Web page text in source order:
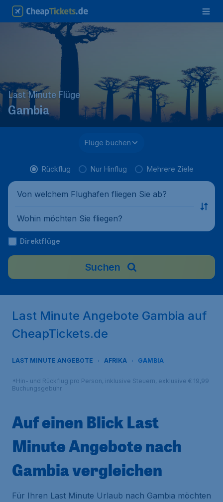
Last Minute Flüge
Gambia
Flüge buchen
Rückflug Nur Hinflug Mehrere Ziele
Von welchem Flughafen fliegen Sie ab?
Wohin möchten Sie fliegen?
Direktflüge
Suchen
Last Minute Angebote Gambia auf
CheapTickets.de
LAST MINUTE ANGEBOTE AFRIKA GAMBIA
*Hin- und Rückflug pro Person, inklusive Steuern, exklusive € 19,99
Buchungsgebühr.
Auf einen Blick Last
Minute Angebote nach
Gambia vergleichen
Für Ihren Last Minute Urlaub nach Gambia möchten